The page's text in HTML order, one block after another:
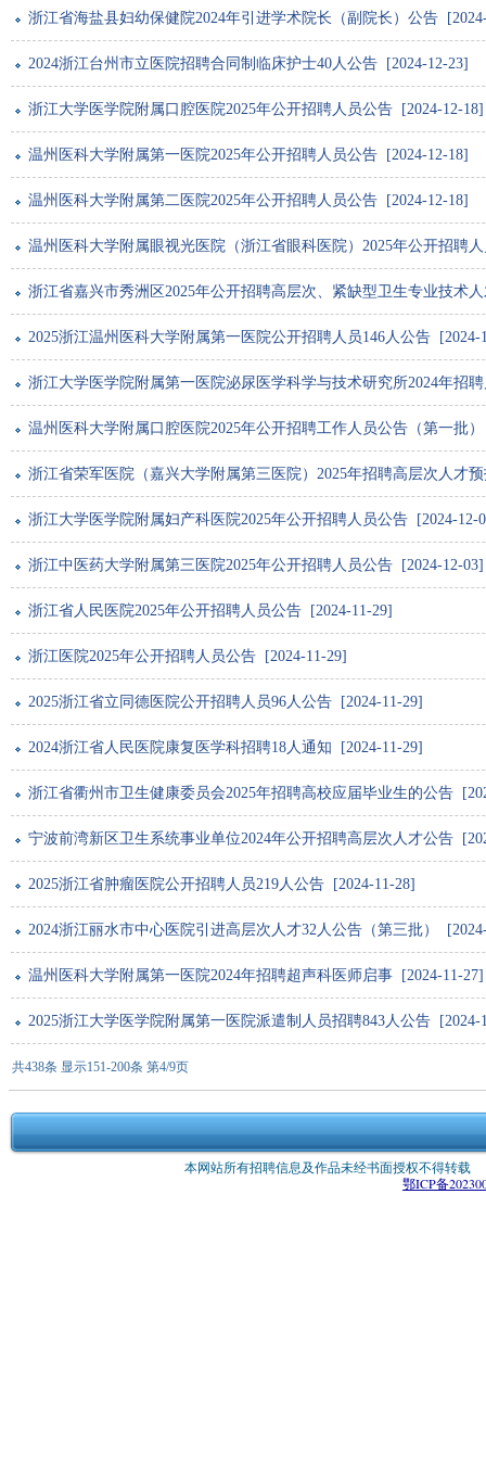
浙江省海盐县妇幼保健院2024年引进学术院长（副院长）公告
2024浙江台州市立医院招聘合同制临床护士40人公告 [2024-12-23]
浙江大学医学院附属口腔医院2025年公开招聘人员公告 [2024-12-18]
温州医科大学附属第一医院2025年公开招聘人员公告 [2024-12-18]
温州医科大学附属第二医院2025年公开招聘人员公告 [2024-12-18]
温州医科大学附属眼视光医院（浙江省眼科医院）2025年公开招聘
浙江省嘉兴市秀洲区2025年公开招聘高层次、紧缺型卫生专业技术
2025浙江温州医科大学附属第一医院公开招聘人员146人公告 [2024-
浙江大学医学院附属第一医院泌尿医学科学与技术研究所2024年招
温州医科大学附属口腔医院2025年公开招聘工作人员公告（第一批
浙江省荣军医院（嘉兴大学附属第三医院）2025年招聘高层次人才
浙江大学医学院附属妇产科医院2025年公开招聘人员公告 [2024-12-
浙江中医药大学附属第三医院2025年公开招聘人员公告 [2024-12-03]
浙江省人民医院2025年公开招聘人员公告 [2024-11-29]
浙江医院2025年公开招聘人员公告 [2024-11-29]
2025浙江省立同德医院公开招聘人员96人公告 [2024-11-29]
2024浙江省人民医院康复医学科招聘18人通知 [2024-11-29]
浙江省衢州市卫生健康委员会2025年招聘高校应届毕业生的公告
宁波前湾新区卫生系统事业单位2024年公开招聘高层次人才公告
2025浙江省肿瘤医院公开招聘人员219人公告 [2024-11-28]
2024浙江丽水市中心医院引进高层次人才32人公告（第三批）
温州医科大学附属第一医院2024年招聘超声科医师启事 [2024-11-27]
2025浙江大学医学院附属第一医院派遣制人员招聘843人公告 [2024-
共438条 显示151-200条 第4/9页
本网站所有招聘信息及作品未经书面授权不得转载
鄂ICP备